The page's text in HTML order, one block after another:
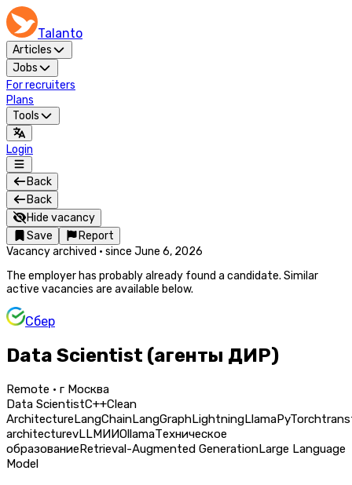
Talanto
Articles
Jobs
For recruiters
Plans
Tools
Login
Back
Back
Hide vacancy
Save
Report
Vacancy archived · since June 6, 2026
The employer has probably already found a candidate. Similar
active vacancies are available below.
Сбер
Data Scientist (агенты ДИР)
Remote · г Москва
Data ScientistC++Clean
ArchitectureLangChainLangGraphLightningLlamaPyTorch
architecturevLLMИИOllamaТехническое
образованиеRetrieval-Augmented GenerationLarge Language
Model